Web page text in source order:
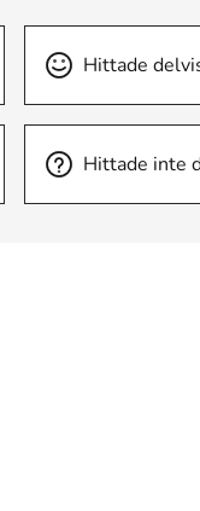
Hittade
Hittade inte